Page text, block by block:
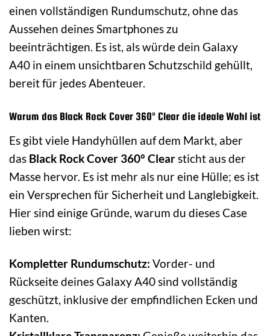
einen vollständigen Rundumschutz, ohne das
Aussehen deines Smartphones zu
beeinträchtigen. Es ist, als würde dein Galaxy
A40 in einem unsichtbaren Schutzschild gehüllt,
bereit für jedes Abenteuer.
Warum das Black Rock Cover 360° Clear die ideale Wahl ist
Es gibt viele Handyhüllen auf dem Markt, aber
das Black Rock Cover 360° Clear sticht aus der
Masse hervor. Es ist mehr als nur eine Hülle; es ist
ein Versprechen für Sicherheit und Langlebigkeit.
Hier sind einige Gründe, warum du dieses Case
lieben wirst:
Kompletter Rundumschutz: Vorder- und
Rückseite deines Galaxy A40 sind vollständig
geschützt, inklusive der empfindlichen Ecken und
Kanten.